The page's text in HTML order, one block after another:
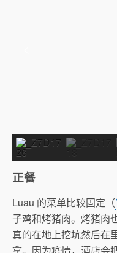
正餐
Luau 的菜单比较固定（
子鸡和烤猪肉。烤猪肉
真的在地上挖坑然后在